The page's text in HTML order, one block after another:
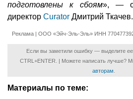
подготовлены к сбоям», —
директор Curator Дмитрий Ткачев.
Реклама | ООО «Эйч-Эль-Эль» ИНН
Если вы заметили ошибку — выделите
CTRL+ENTER. | Можете написать лучше?
авторам
Материалы по теме: